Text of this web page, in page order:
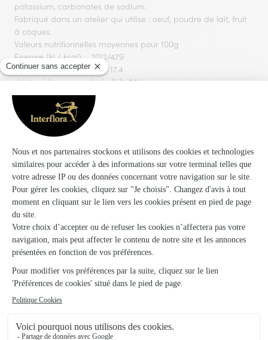
potassium, carbonates de sodium.
Fabriqué dans un atelier qui utilise : oeuf, poudre de lait, fruit
à coques.
Valeurs nutritionnelles moyennes pour 100g
Energie (kJ / kcal)
2012/479
Matières grasses (g)
17.4
dont acides gras saturés (g)
2.1
Glucides (g)
69
dont sucre (g) 1
Protéines (g)
10
Sel (g)
Crème de poivrons jaunes au piment d'Espelette 100g :
Poivrons jaunes 84% (origine UE), huile de tournesol, vinaigre
d’alcool, ail, sel, amidon, piment d’Espelette 0,1%, épices,
colorant : caramel ordinaire.
Valeurs nutritionnelles moyennes pour 100g
Energie (kJ / kcal)
Matières grasses (g)
21
dont acides gras saturés (g)
2.5
Glucides (g)
8.7
dont sucre (g) 7.2
Protéines (g)
1.8
Sel (g)
2
Terrine pur canard à la fleur de sel et au piment d'Espelette
70g : Viande et gras de canard 73 %, foie de canard 9%,